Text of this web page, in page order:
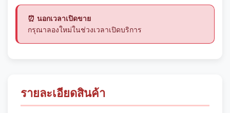
⏰ นอกเวลาเปิดขาย
กรุณาลองใหม่ในช่วงเวลาเปิดบริการ
รายละเอียดสินค้า